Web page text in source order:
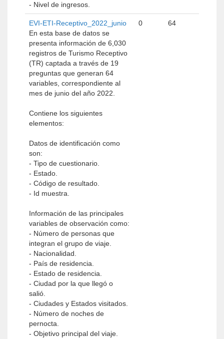
- Nivel de ingresos.
EVI-ETI-Receptivo_2022_junio
En esta base de datos se
presenta información de 6,030
registros de Turismo Receptivo
(TR) captada a través de 19
preguntas que generan 64
variables, correspondiente al
mes de junio del año 2022.
Contiene los siguientes
elementos:
Datos de identificación como
son:
- Tipo de cuestionario.
- Estado.
- Código de resultado.
- Id muestra.
Información de las principales
variables de observación como:
- Número de personas que
integran el grupo de viaje.
- Nacionalidad.
- País de residencia.
- Estado de residencia.
- Ciudad por la que llegó o
salió.
- Ciudades y Estados visitados.
- Número de noches de
pernocta.
- Objetivo principal del viaje.
0 64